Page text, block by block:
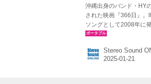
沖縄出身のバンド・HY
された映画『366日』。
ソングとして2008年に
超えて愛され続けている
た。 主人公・真喜屋湊
楚衛二、高校時代に湊
Stereo Sound